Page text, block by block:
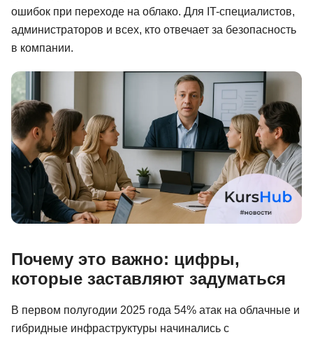
ошибок при переходе на облако. Для IT-специалистов,
администраторов и всех, кто отвечает за безопасность
в компании.
Почему это важно: цифры,
которые заставляют задуматься
В первом полугодии 2025 года 54% атак на облачные и
гибридные инфраструктуры начинались с
Иностранные языки
Soft Skills
ДПО
Детям
Акции и промокоды
Рейтинг онлайн-школ